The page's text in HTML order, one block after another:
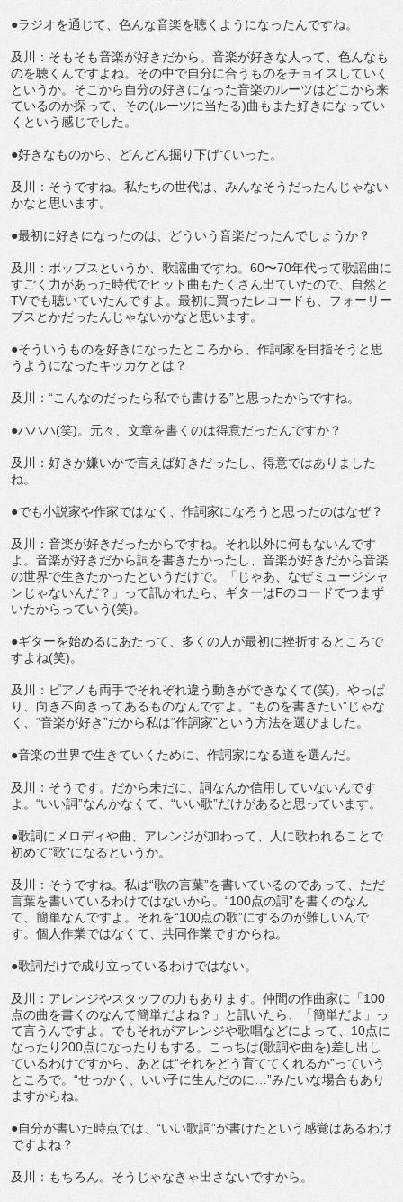
●ラジオを通じて、色んな音楽を聴くようになったんですね。
及川：そもそも音楽が好きだから。音楽が好きな人って、色んなも
のを聴くんですよね。その中で自分に合うものをチョイスしていく
というか。そこから自分の好きになった音楽のルーツはどこから来
ているのか探って、その(ルーツに当たる)曲もまた好きになってい
くという感じでした。
●好きなものから、どんどん掘り下げていった。
及川：そうですね。私たちの世代は、みんなそうだったんじゃない
かなと思います。
●最初に好きになったのは、どういう音楽だったんでしょうか？
及川：ポップスというか、歌謡曲ですね。60〜70年代って歌謡曲に
すごく力があった時代でヒット曲もたくさん出ていたので、自然と
TVでも聴いていたんですよ。最初に買ったレコードも、フォーリー
ブスとかだったんじゃないかなと思います。
●そういうものを好きになったところから、作詞家を目指そうと思
うようになったキッカケとは？
及川：“こんなのだったら私でも書ける”と思ったからですね。
●ハハハ(笑)。元々、文章を書くのは得意だったんですか？
及川：好きか嫌いかで言えば好きだったし、得意ではありました
ね。
●でも小説家や作家ではなく、作詞家になろうと思ったのはなぜ？
及川：音楽が好きだったからですね。それ以外に何もないんです
よ。音楽が好きだから詞を書きたかったし、音楽が好きだから音楽
の世界で生きたかったというだけで。「じゃあ、なぜミュージシャ
ンじゃないんだ？」って訊かれたら、ギターはFのコードでつまず
いたからっていう(笑)。
●ギターを始めるにあたって、多くの人が最初に挫折するところで
すよね(笑)。
及川：ピアノも両手でそれぞれ違う動きができなくて(笑)。やっぱ
り、向き不向きってあるものなんですよ。“ものを書きたい”じゃな
く、“音楽が好き”だから私は“作詞家”という方法を選びました。
●音楽の世界で生きていくために、作詞家になる道を選んだ。
及川：そうです。だから未だに、詞なんか信用していないんです
よ。“いい詞”なんかなくて、“いい歌”だけがあると思っています。
●歌詞にメロディや曲、アレンジが加わって、人に歌われることで
初めて“歌”になるというか。
及川：そうですね。私は“歌の言葉”を書いているのであって、ただ
言葉を書いているわけではないから。“100点の詞”を書くのなん
て、簡単なんですよ。それを“100点の歌”にするのが難しいんで
す。個人作業ではなくて、共同作業ですからね。
●歌詞だけで成り立っているわけではない。
及川：アレンジやスタッフの力もあります。仲間の作曲家に「100
点の曲を書くのなんて簡単だよね？」と訊いたら、「簡単だよ」っ
て言うんですよ。でもそれがアレンジや歌唱などによって、10点に
なったり200点になったりもする。こっちは(歌詞や曲を)差し出し
ているわけですから、あとは“それをどう育ててくれるか”っていう
ところで。“せっかく、いい子に生んだのに…”みたいな場合もあり
ますからね。
●自分が書いた時点では、“いい歌詞”が書けたという感覚はあるわけ
ですよね？
及川：もちろん。そうじゃなきゃ出さないですから。